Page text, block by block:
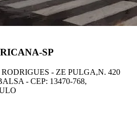
SP
- ZE PULGA,N. 420
- CEP: 13470-768,